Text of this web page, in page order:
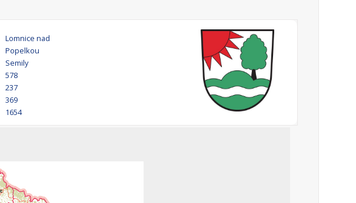
Lomnice nad
Popelkou
Semily
578
237
369
1654